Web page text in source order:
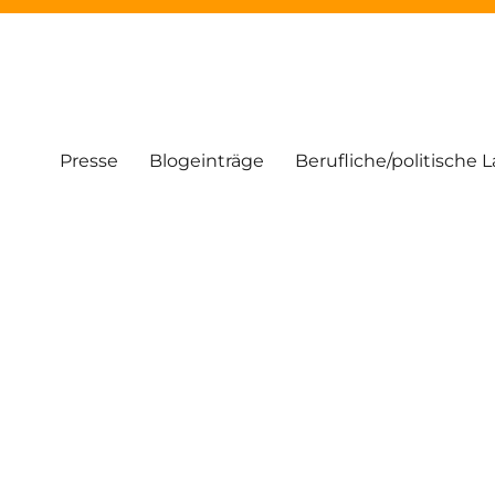
Presse Blogeinträge Berufliche/politische